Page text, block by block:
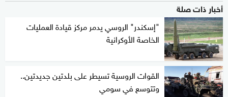
أخبار ذات صلة
"إسكندر" الروسي يدمر مركز قيادة العمليات
الخاصة الأوكرانية
القوات الروسية تسيطر على بلدتين جديدتين..
وتتوسع في سومي